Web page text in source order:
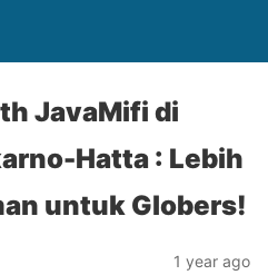
JavaMifi di
Hatta : Lebih
untuk Globers!
1 year ago